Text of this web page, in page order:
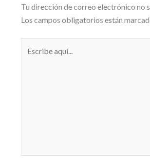
Tu dirección de correo electrónico no
Los campos obligatorios están